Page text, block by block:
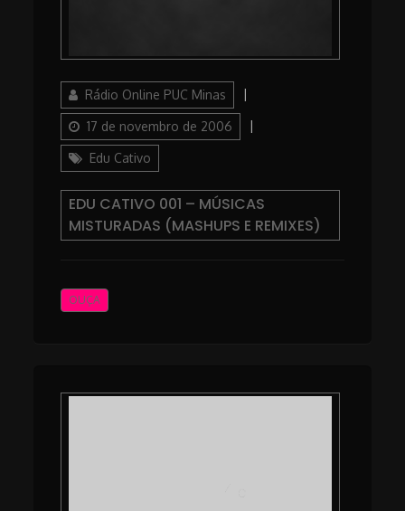
AuthorRádio Online PUC Minas
17 de novembro de 2006
Edu Cativo
EDU CATIVO 001 – MÚSICAS
MISTURADAS (MASHUPS E REMIXES)
OUÇA